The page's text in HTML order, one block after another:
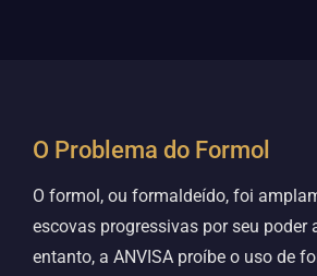
O Problema do Formol
O formol, ou formaldeído, foi
escovas progressivas por seu poder
entanto, a ANVISA proíbe o uso de